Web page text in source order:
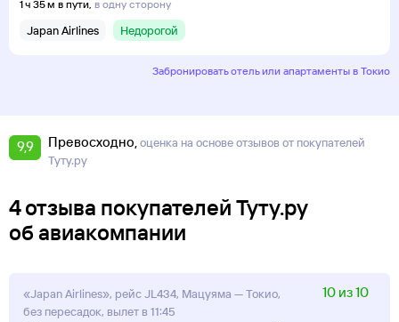
1 ч 35 м в пути, в одну сторону
Japan Airlines Недорогой
Забронировать отель или апартаменты в Токио
9,9 Превосходно оценка на основе отзывов от покупателей
Туту.ру
4 отзыва покупателей Туту.ру
об авиакомпании
«Japan Airlines», рейс JL434, Мацуяма — Токио,
без пересадок, вылет в 11:45
10 из 10